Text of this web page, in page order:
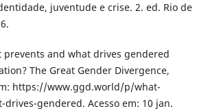
juventude e crise. 2. ed. Rio de
prevents and what drives gendered
The Great Gender Divergence,
https://www.ggd.world/p/what-
gendered. Acesso em: 10 jan.